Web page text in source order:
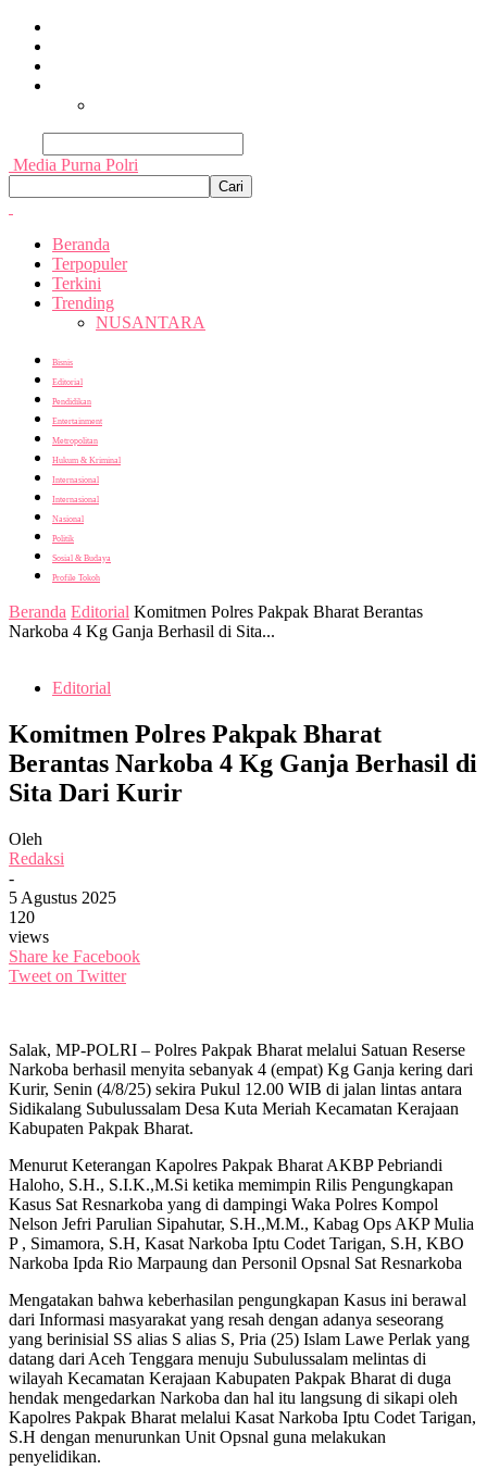
Media Purna Polri
Beranda
Terpopuler
Terkini
Trending
NUSANTARA
Bisnis
Editorial
Pendidikan
Entertainment
Metropolitan
Hukum & Kriminal
Internasional
Internasional
Nasional
Politik
Sosial & Budaya
Profile Tokoh
Beranda Editorial Komitmen Polres Pakpak Bharat Berantas
Narkoba 4 Kg Ganja Berhasil di Sita...
Editorial
Komitmen Polres Pakpak Bharat
Berantas Narkoba 4 Kg Ganja Berhasil di
Sita Dari Kurir
Oleh
Redaksi
-
5 Agustus 2025
120
views
Share ke Facebook
Tweet on Twitter
Salak, MP-POLRI – Polres Pakpak Bharat melalui Satuan Reserse
Narkoba berhasil menyita sebanyak 4 (empat) Kg Ganja kering dari
Kurir, Senin (4/8/25) sekira Pukul 12.00 WIB di jalan lintas antara
Sidikalang Subulussalam Desa Kuta Meriah Kecamatan Kerajaan
Kabupaten Pakpak Bharat.
Menurut Keterangan Kapolres Pakpak Bharat AKBP Pebriandi
Haloho, S.H., S.I.K.,M.Si ketika memimpin Rilis Pengungkapan
Kasus Sat Resnarkoba yang di dampingi Waka Polres Kompol
Nelson Jefri Parulian Sipahutar, S.H.,M.M., Kabag Ops AKP Mulia
P , Simamora, S.H, Kasat Narkoba Iptu Codet Tarigan, S.H, KBO
Narkoba Ipda Rio Marpaung dan Personil Opsnal Sat Resnarkoba
Mengatakan bahwa keberhasilan pengungkapan Kasus ini berawal
dari Informasi masyarakat yang resah dengan adanya seseorang
yang berinisial SS alias S alias S, Pria (25) Islam Lawe Perlak yang
datang dari Aceh Tenggara menuju Subulussalam melintas di
wilayah Kecamatan Kerajaan Kabupaten Pakpak Bharat di duga
hendak mengedarkan Narkoba dan hal itu langsung di sikapi oleh
Kapolres Pakpak Bharat melalui Kasat Narkoba Iptu Codet Tarigan,
S.H dengan menurunkan Unit Opsnal guna melakukan
penyelidikan.